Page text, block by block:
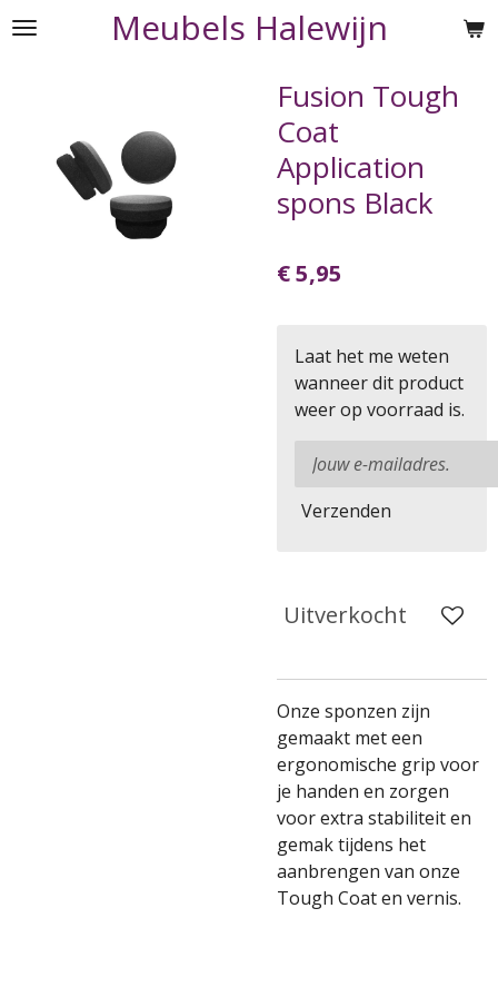
Ga
Meubels Halewijn
Fusion Tough
Coat
Application
spons Black
€ 5,95
Laat het me weten
wanneer dit product
weer op voorraad is.
Verzenden
Uitverkocht
Onze sponzen zijn
gemaakt met een
ergonomische grip voor
je handen en zorgen
voor extra stabiliteit en
gemak tijdens het
aanbrengen van onze
Tough Coat en vernis.